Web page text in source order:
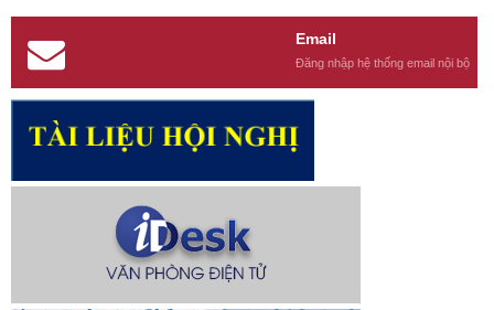
Email
Đăng nhập hệ thống email nội bộ